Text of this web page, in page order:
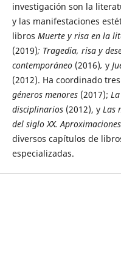
investigación son la
y las manifestaciones
libros Muerte y risa en la
(2019); Tragedia, risa y
contemporáneo(2016), y
(2012). Ha coordinado
géneros menores(2017);
disciplinarios(2012), y Las
del siglo XX.
diversos capítulos de
especializadas.